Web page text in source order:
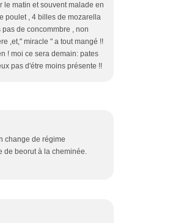
le matin et souvent malade en
poulet , 4 billes de mozarella
de concommbre , non
,et," miracle " a tout mangé !!
! moi ce sera demain: pates
pas d'étre moins présente !!
change de régime
de beorut à la cheminée.